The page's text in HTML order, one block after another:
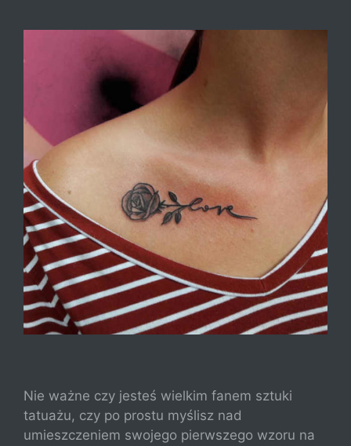
Nie ważne czy jesteś wielkim fanem sztuki
tatuażu, czy po prostu myślisz nad
umieszczeniem swojego pierwszego wzoru na